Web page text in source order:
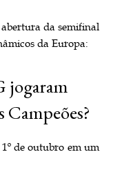
da semifinal
da Europa:
jogaram
Campeões?
de outubro em um